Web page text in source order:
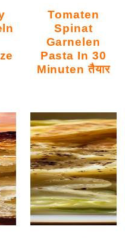
Tomaten
Spinat
Garnelen
Pasta In 30
Minuten तैयार